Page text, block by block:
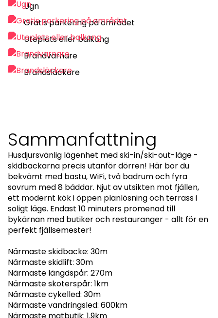
Ugn
Gratis parkering på området
Uteplats eller balkong
Brandvarnare
Brandsläckare
Sammanfattning
Husdjursvänlig lägenhet med ski-in/ski-out-läge -
skidbackarna precis utanför dörren! Här bor du
bekvämt med bastu, WiFi, två badrum och fyra
sovrum med 8 bäddar. Njut av utsikten mot fjällen,
ett modernt kök i öppen planlösning och terrass i
soligt läge. Endast 10 minuters promenad till
bykärnan med butiker och restauranger - allt för en
perfekt fjällsemester!
Närmaste skidbacke: 30m
Närmaste skidlift: 30m
Närmaste längdspår: 270m
Närmaste skoterspår: 1km
Närmaste cykelled: 30m
Närmaste vandringsled: 600km